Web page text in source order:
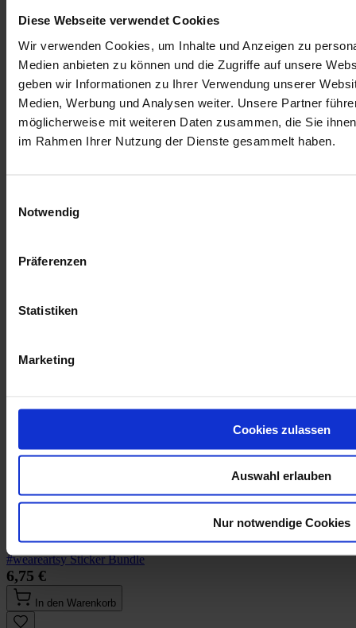
Diese Webseite verwendet Cookies
Wir verwenden Cookies, um Inhalte und Anzeigen zu
Medien anbieten zu können und die Zugriffe auf unsere
geben wir Informationen zu Ihrer Verwendung unserer
Medien, Werbung und Analysen weiter. Unsere Partner
möglicherweise mit weiteren Daten zusammen, die Sie
im Rahmen Ihrer Nutzung der Dienste gesammelt haben.
Notwendig
Präferenzen
Statistiken
Marketing
Cookies zulassen
Auswahl erlauben
Nur notwendige Cookies
6,00 €
#weareartsy Sticker Bundle
6,75 €
In den Warenkorb